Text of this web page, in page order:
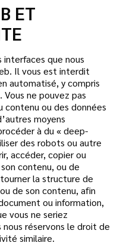
ET
interfaces que nous
Il vous est interdit
automatisé, y compris
ne pouvez pas
ou des données
moyens
à du « deep-
des robots ou autre
accéder, copier ou
contenu, ou de
la structure de
de son contenu, afin
ou information,
vous ne seriez
réservons le droit de
similaire.